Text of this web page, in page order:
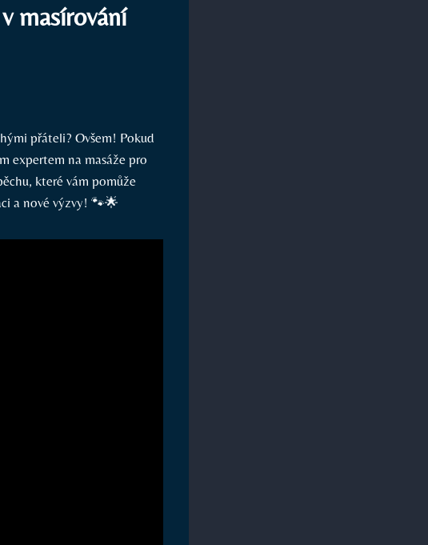
masírování
přáteli? Ovšem! Pokud
expertem na masáže pro
které vám pomůže
a nové výzvy! 🐾🌟